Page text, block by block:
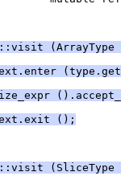
(ArrayType
();
(SliceType